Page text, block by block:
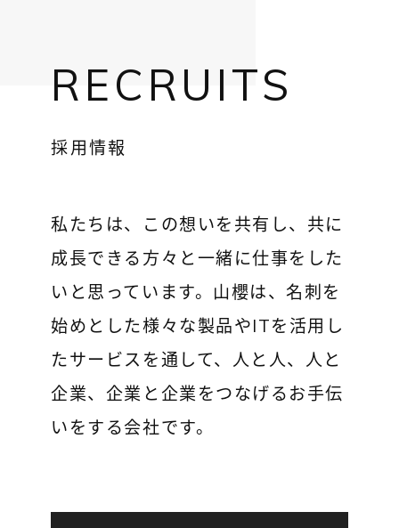
RECRUITS
採用情報
私たちは、この想いを共有し、共に
成長できる方々と一緒に仕事をした
いと思っています。山櫻は、名刺を
始めとした様々な製品やITを活用し
たサービスを通して、人と人、人と
企業、企業と企業をつなげるお手伝
いをする会社です。